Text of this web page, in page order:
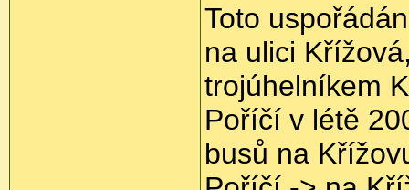
Toto
na ulici
trojúhelníkem
Poříčí v létě
busů na